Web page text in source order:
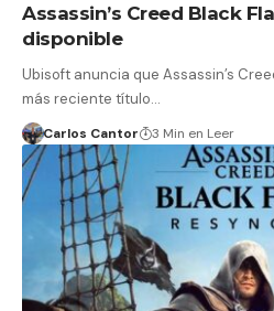
Assassin’s Creed Black
disponible
Ubisoft anuncia que Assassin’s
más reciente título…
Carlos Cantor 3 Min en Leer